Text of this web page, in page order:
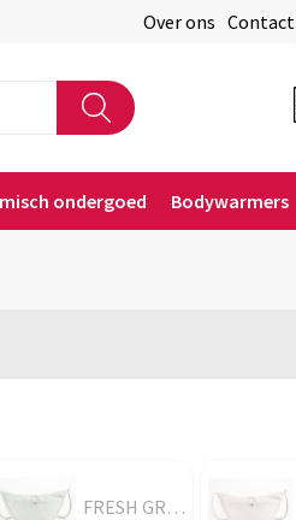
Over ons Contact
ondergoed Bodywarmers
FRESH GREEN